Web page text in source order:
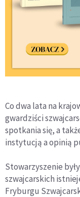
Co dwa lata na
gwardziści
spotkania się, a
instytucją a opinią
Stowarzyszenie
szwajcarskich
Fryburgu